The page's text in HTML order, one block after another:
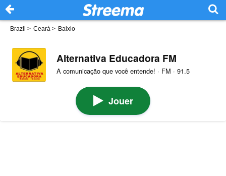
Brazil > Ceará > Baixio
Alternativa Educadora FM
A comunicação que você entende! · FM · 91.5
Jouer